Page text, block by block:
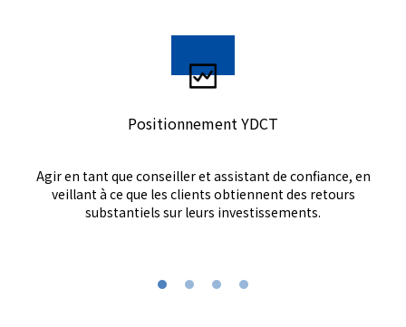
Positionnement YDCT
Agir en tant que conseiller et assistant de confiance, en
veillant à ce que les clients obtiennent des retours
substantiels sur leurs investissements.